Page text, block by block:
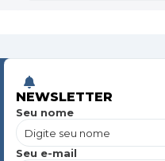
NEWSLETTER
Seu nome
Seu e-mail